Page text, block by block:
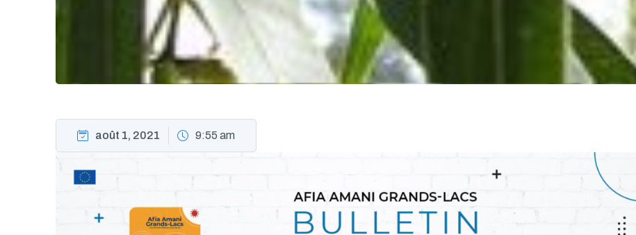
août 1, 2021 9:55 am